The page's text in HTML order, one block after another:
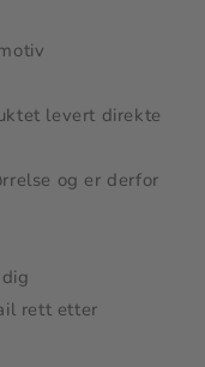
levert direkte
og er derfor
rett etter